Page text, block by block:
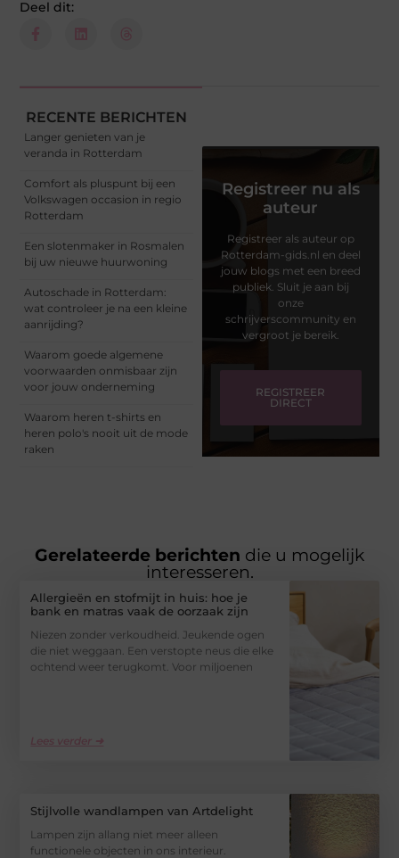
Deel dit:
RECENTE BERICHTEN
Langer genieten van je
veranda in Rotterdam
Comfort als pluspunt bij een
Volkswagen occasion in regio
Rotterdam
Een slotenmaker in Rosmalen
bij uw nieuwe huurwoning
Autoschade in Rotterdam:
wat controleer je na een kleine
aanrijding?
Waarom goede algemene
voorwaarden onmisbaar zijn
voor jouw onderneming
Waarom heren t-shirts en
heren polo's nooit uit de mode
raken
Registreer nu als
auteur
Registreer als auteur op
Rotterdam-gids.nl en deel
jouw blogs met een breed
publiek. Sluit je aan bij
onze
schrijverscommunity en
vergroot je bereik.
REGISTREER
DIRECT
Gerelateerde berichten die u mogelijk
interesseren.
Allergieën en stofmijt in huis: hoe je
bank en matras vaak de oorzaak zijn
Niezen zonder verkoudheid. Jeukende ogen
die niet weggaan. Een verstopte neus die elke
ochtend weer terugkomt. Voor miljoenen
Lees verder ➜
Stijlvolle wandlampen van Artdelight
Lampen zijn allang niet meer alleen
functionele objecten in ons interieur.